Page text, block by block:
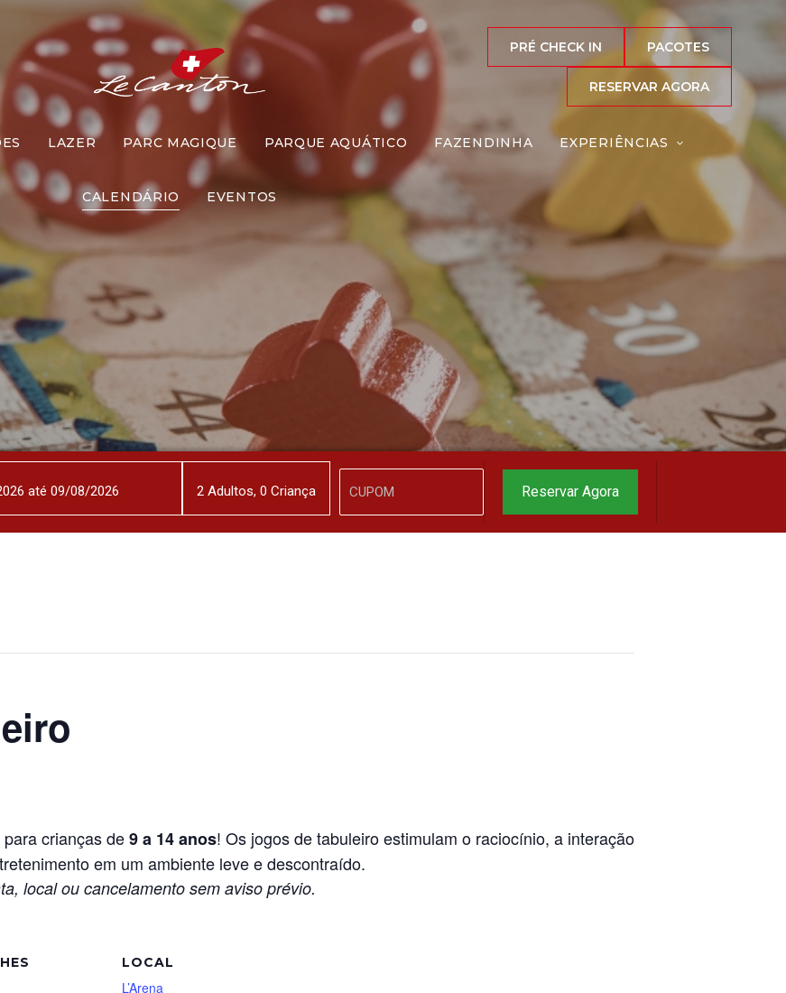
PRÉ CHECK IN PACOTES
RESERVAR AGORA
LAZER PARC MAGIQUE PARQUE AQUÁTICO FAZENDINHA EXPERIÊNCIAS
CALENDÁRIO EVENTOS
de Tabuleiro
crianças de9 a 14 anos! Os jogos de tabuleiro estimulam o raciocínio, a interação
em um ambiente leve e descontraído.
local ou cancelamento sem aviso prévio.
LOCAL
L’Arena
2Adultos, 0 Criança Reservar Agora